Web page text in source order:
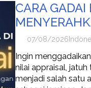
Fun to Davao City’s
dari Manajemen
CARA
07/08/2026
Ingin
nilai appraisal,
menjadi salah satu